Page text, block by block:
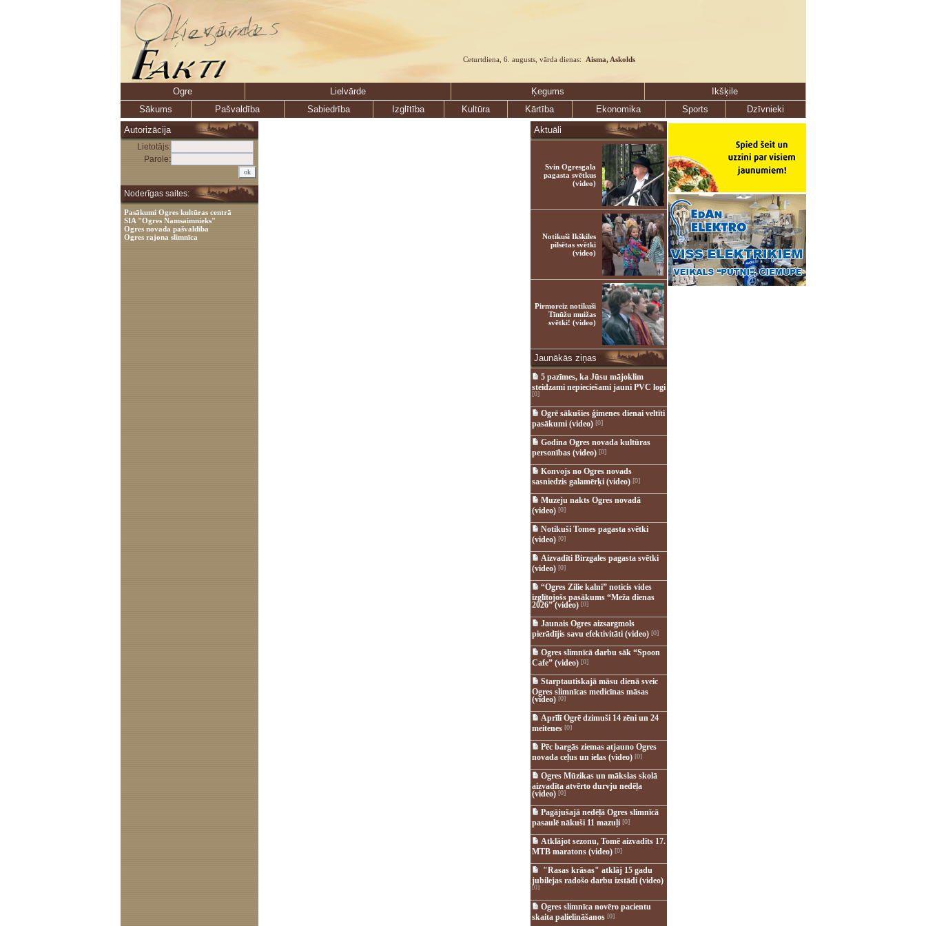
Ceturtdiena, 6. augusts, vārda dienas: Aisma, Askolds
Ogre Lielvārde Ķegums
Ikšķile
Sākums
Pašvaldība Sabiedrība Izglītība Kultūra Kārtība Ekonomika Sports
Dzīvnieki
Autorizācija
Lietotājs:
Parole:
Noderīgas saites:
Pasākumi Ogres kultūras centrā
SIA "Ogres Namsaimnieks"
Ogres novada pašvaldība
Ogres rajona slimnīca
Aktuāli
Svin Ogresgala
pagasta svētkus
(video)
Notikuši Ikšķiles
pilsētas svētki
(video)
Pirmoreiz notikuši
Tīnūžu muižas
svētki! (video)
Jaunākās ziņas
5 pazīmes, ka Jūsu mājoklim
steidzami nepieciešami jauni PVC logi
[0]
Ogrē sākušies ģimenes dienai veltīti
pasākumi (video)[0]
Godina Ogres novada kultūras
personības (video)[0]
Konvojs no Ogres novads
sasniedzis galamērķi (video)[0]
Muzeju nakts Ogres novadā
(video)[0]
Notikuši Tomes pagasta svētki
(video)[0]
Aizvadīti Birzgales pagasta svētki
(video)[0]
“Ogres Zilie kalni” noticis vides
izglītojošs pasākums “Meža dienas
2026” (video)[0]
Jaunais Ogres aizsargmols
pierādījis savu efektivitāti (video)[0]
Ogres slimnīcā darbu sāk “Spoon
Cafe” (video)[0]
Starptautiskajā māsu dienā sveic
Ogres slimnīcas medicīnas māsas
(video)[0]
Aprīlī Ogrē dzimuši 14 zēni un 24
meitenes [0]
Pēc bargās ziemas atjauno Ogres
novada ceļus un ielas (video)[0]
Ogres Mūzikas un mākslas skolā
aizvadīta atvērto durvju nedēļa
(video)[0]
Pagājušajā nedēļā Ogres slimnīcā
pasaulē nākuši 11 mazuļi[0]
Atklājot sezonu, Tomē aizvadīts 17.
MTB maratons (video)[0]
"Rasas krāsas" atklāj 15 gadu
jubilejas radošo darbu izstādi (video)
[0]
Ogres slimnīca novēro pacientu
skaita palielināšanos [0]